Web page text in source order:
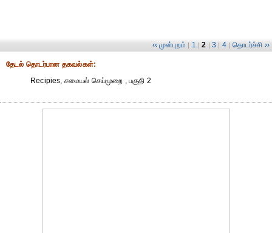
‹‹ முன்புறம் | 1 | 2 | 3 | 4 | தொடர்ச்சி ››
தேட‌ல் தொட‌ர்பான தகவ‌ல்க‌ள்:
Recipies, சமையல் செய்முறை , பகுதி 2